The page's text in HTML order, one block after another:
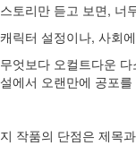
스토리만 듣고 보면, 너
캐릭터 설정이나, 사회
무엇보다 오컬트다운
설에서 오랜만에 공포를
지 작품의 단점은 제목